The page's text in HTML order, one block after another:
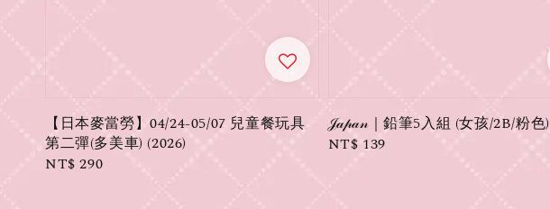
【日本麥當勞】04/24-05/07 兒童餐玩具
第二彈(多美車) (2026)
Regular
NT$ 290
𝒥𝒶𝓅𝒶𝓃｜鉛筆5入組 (女孩/2B/粉色)
Regular
NT$ 139